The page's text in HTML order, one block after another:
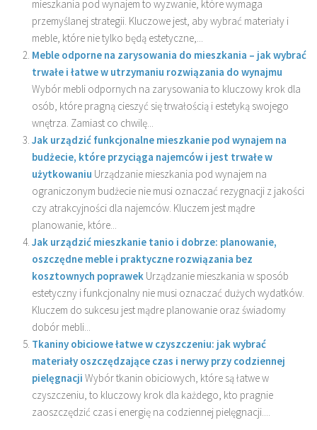
mieszkania pod wynajem to wyzwanie, które wymaga
przemyślanej strategii. Kluczowe jest, aby wybrać materiały i
meble, które nie tylko będą estetyczne,...
Meble odporne na zarysowania do mieszkania – jak wybrać
trwałe i łatwe w utrzymaniu rozwiązania do wynajmu
Wybór mebli odpornych na zarysowania to kluczowy krok dla
osób, które pragną cieszyć się trwałością i estetyką swojego
wnętrza. Zamiast co chwilę...
Jak urządzić funkcjonalne mieszkanie pod wynajem na
budżecie, które przyciąga najemców i jest trwałe w
użytkowaniu Urządzanie mieszkania pod wynajem na
ograniczonym budżecie nie musi oznaczać rezygnacji z jakości
czy atrakcyjności dla najemców. Kluczem jest mądre
planowanie, które...
Jak urządzić mieszkanie tanio i dobrze: planowanie,
oszczędne meble i praktyczne rozwiązania bez
kosztownych poprawek Urządzanie mieszkania w sposób
estetyczny i funkcjonalny nie musi oznaczać dużych wydatków.
Kluczem do sukcesu jest mądre planowanie oraz świadomy
dobór mebli...
Tkaniny obiciowe łatwe w czyszczeniu: jak wybrać
materiały oszczędzające czas i nerwy przy codziennej
pielęgnacji Wybór tkanin obiciowych, które są łatwe w
czyszczeniu, to kluczowy krok dla każdego, kto pragnie
zaoszczędzić czas i energię na codziennej pielęgnacji....